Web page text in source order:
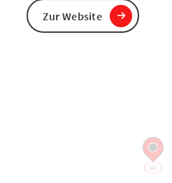
Zur Website